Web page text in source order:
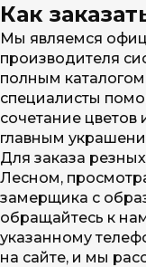
Как
Мы являемся
производителя
полным
специалисты
сочетание цветов
главным
Для заказа
Лесном,
замерщика с
обращайтесь к
указанному
на сайте, и мы